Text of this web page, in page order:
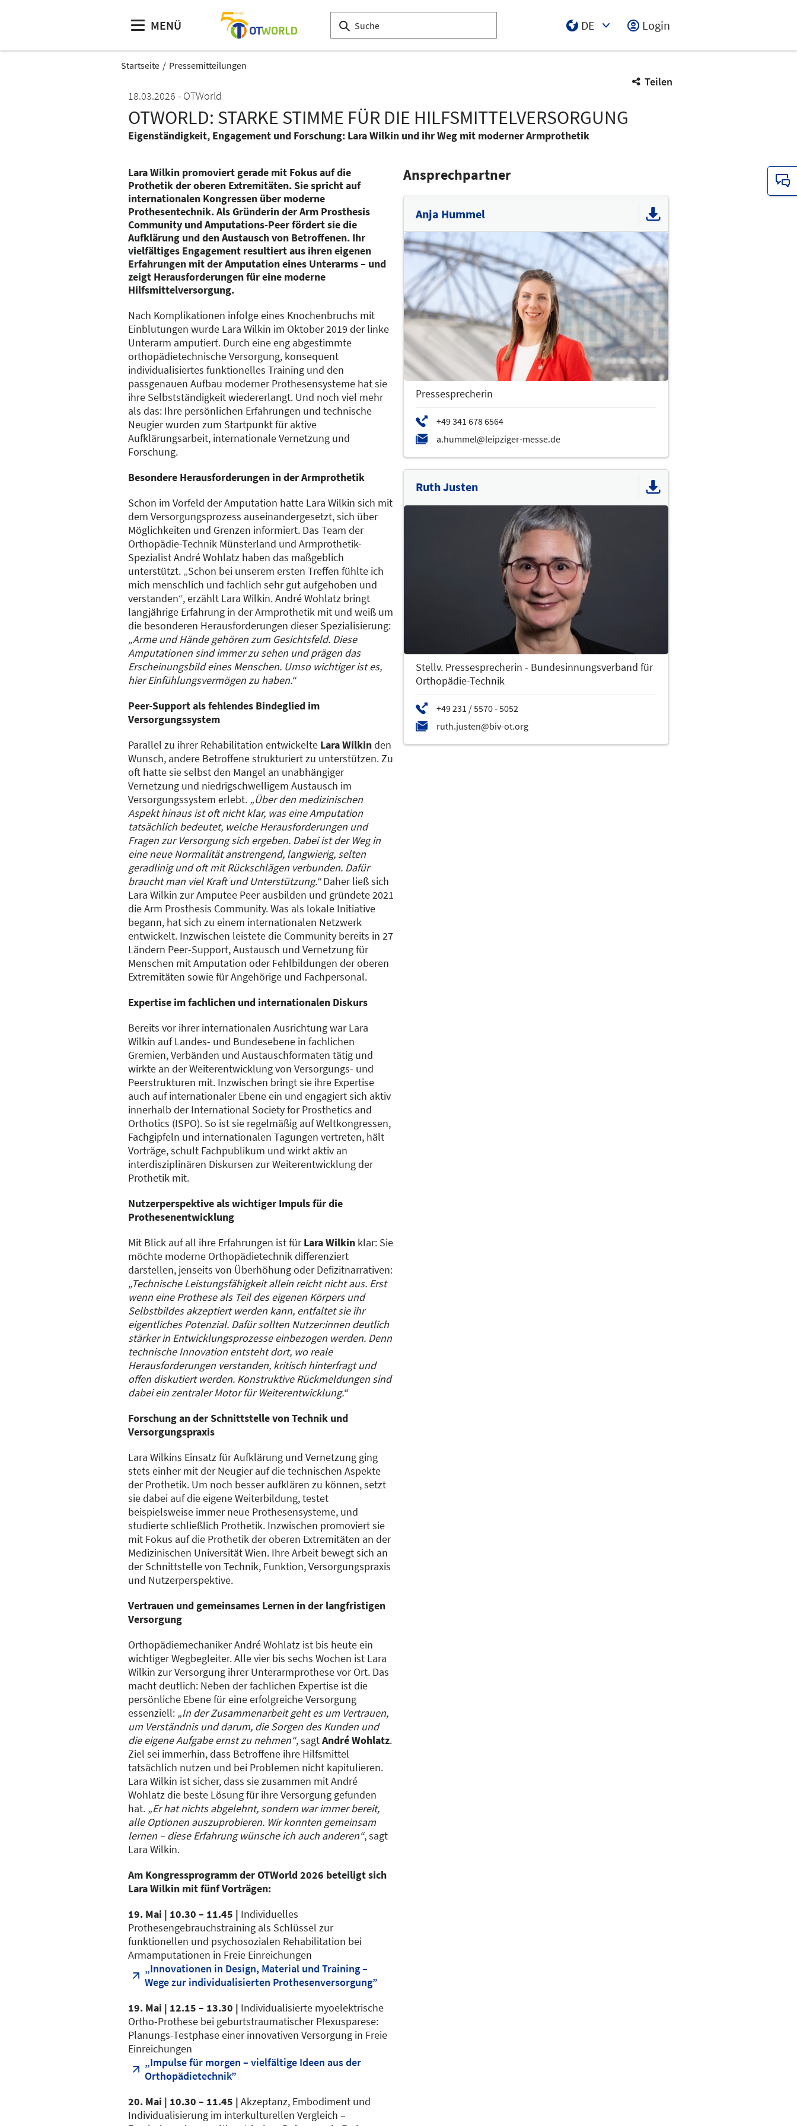
MENÜ
DE
Login
Startseite Pressemitteilungen
Teilen
18.03.2026
OTWorld
OTWORLD: STARKE STIMME FÜR DIE HILFSMITTELVERSORGUNG
Eigenständigkeit, Engagement und Forschung: Lara Wilkin und ihr Weg mit moderner Armprothetik
Lara Wilkin promoviert gerade mit Fokus auf die
Prothetik der oberen Extremitäten. Sie spricht auf
internationalen Kongressen über moderne
Prothesentechnik. Als Gründerin der Arm Prosthesis
Community und Amputations-Peer fördert sie die
Aufklärung und den Austausch von Betroffenen. Ihr
vielfältiges Engagement resultiert aus ihren eigenen
Erfahrungen mit der Amputation eines Unterarms – und
zeigt Herausforderungen für eine moderne
Hilfsmittelversorgung.
Nach Komplikationen infolge eines Knochenbruchs mit
Einblutungen wurde Lara Wilkin im Oktober 2019 der linke
Unterarm amputiert. Durch eine eng abgestimmte
orthopädietechnische Versorgung, konsequent
individualisiertes funktionelles Training und den
passgenauen Aufbau moderner Prothesensysteme hat sie
ihre Selbstständigkeit wiedererlangt. Und noch viel mehr
als das: Ihre persönlichen Erfahrungen und technische
Neugier wurden zum Startpunkt für aktive
Aufklärungsarbeit, internationale Vernetzung und
Forschung.
Besondere Herausforderungen in der Armprothetik
Schon im Vorfeld der Amputation hatte Lara Wilkin sich mit
dem Versorgungsprozess auseinandergesetzt, sich über
Möglichkeiten und Grenzen informiert. Das Team der
Orthopädie-Technik Münsterland und Armprothetik-
Spezialist André Wohlatz haben das maßgeblich
unterstützt. „Schon bei unserem ersten Treffen fühlte ich
mich menschlich und fachlich sehr gut aufgehoben und
verstanden“, erzählt Lara Wilkin. André Wohlatz bringt
langjährige Erfahrung in der Armprothetik mit und weiß um
die besonderen Herausforderungen dieser Spezialisierung:
„Arme und Hände gehören zum Gesichtsfeld. Diese
Amputationen sind immer zu sehen und prägen das
Erscheinungsbild eines Menschen. Umso wichtiger ist es,
hier Einfühlungsvermögen zu haben.“
Peer-Support als fehlendes Bindeglied im
Versorgungssystem
Parallel zu ihrer Rehabilitation entwickelte Lara Wilkinden
Wunsch, andere Betroffene strukturiert zu unterstützen. Zu
oft hatte sie selbst den Mangel an unabhängiger
Vernetzung und niedrigschwelligem Austausch im
Versorgungssystem erlebt. „Über den medizinischen
Aspekt hinaus ist oft nicht klar, was eine Amputation
tatsächlich bedeutet, welche Herausforderungen und
Fragen zur Versorgung sich ergeben. Dabei ist der Weg in
eine neue Normalität anstrengend, langwierig, selten
geradlinig und oft mit Rückschlägen verbunden. Dafür
braucht man viel Kraft und Unterstützung.“Daher ließ sich
Lara Wilkin zur Amputee Peer ausbilden und gründete 2021
die Arm Prosthesis Community. Was als lokale Initiative
begann, hat sich zu einem internationalen Netzwerk
entwickelt. Inzwischen leistete die Community bereits in 27
Ländern Peer-Support, Austausch und Vernetzung für
Menschen mit Amputation oder Fehlbildungen der oberen
Extremitäten sowie für Angehörige und Fachpersonal.
Expertise im fachlichen und internationalen Diskurs
Bereits vor ihrer internationalen Ausrichtung war Lara
Wilkin auf Landes- und Bundesebene in fachlichen
Gremien, Verbänden und Austauschformaten tätig und
wirkte an der Weiterentwicklung von Versorgungs- und
Peerstrukturen mit. Inzwischen bringt sie ihre Expertise
auch auf internationaler Ebene ein und engagiert sich aktiv
innerhalb der International Society for Prosthetics and
Orthotics (ISPO). So ist sie regelmäßig auf Weltkongressen,
Fachgipfeln und internationalen Tagungen vertreten, hält
Vorträge, schult Fachpublikum und wirkt aktiv an
interdisziplinären Diskursen zur Weiterentwicklung der
Prothetik mit.
Nutzerperspektive als wichtiger Impuls für die
Prothesenentwicklung
Mit Blick auf all ihre Erfahrungen ist fürLara Wilkin klar: Sie
möchte moderne Orthopädietechnik differenziert
darstellen, jenseits von Überhöhung oder Defizitnarrativen:
„Technische Leistungsfähigkeit allein reicht nicht aus. Erst
wenn eine Prothese als Teil des eigenen Körpers und
Selbstbildes akzeptiert werden kann, entfaltet sie ihr
eigentliches Potenzial. Dafür sollten Nutzer:innen deutlich
stärker in Entwicklungsprozesse einbezogen werden. Denn
technische Innovation entsteht dort, wo reale
Herausforderungen verstanden, kritisch hinterfragt und
offen diskutiert werden. Konstruktive Rückmeldungen sind
dabei ein zentraler Motor für Weiterentwicklung.“
Forschung an der Schnittstelle von Technik und
Versorgungspraxis
Lara Wilkins Einsatz für Aufklärung und Vernetzung ging
stets einher mit der Neugier auf die technischen Aspekte
der Prothetik. Um noch besser aufklären zu können, setzt
sie dabei auf die eigene Weiterbildung, testet
beispielsweise immer neue Prothesensysteme, und
studierte schließlich Prothetik. Inzwischen promoviert sie
mit Fokus auf die Prothetik der oberen Extremitäten an der
Medizinischen Universität Wien. Ihre Arbeit bewegt sich an
der Schnittstelle von Technik, Funktion, Versorgungspraxis
und Nutzerperspektive.
Vertrauen und gemeinsames Lernen in der langfristigen
Versorgung
Orthopädiemechaniker André Wohlatz ist bis heute ein
wichtiger Wegbegleiter. Alle vier bis sechs Wochen ist Lara
Wilkin zur Versorgung ihrer Unterarmprothese vor Ort. Das
macht deutlich: Neben der fachlichen Expertise ist die
persönliche Ebene für eine erfolgreiche Versorgung
essenziell: „In der Zusammenarbeit geht es um Vertrauen,
um Verständnis und darum, die Sorgen des Kunden und
die eigene Aufgabe ernst zu nehmen“, sagtAndré Wohlatz.
Ziel sei immerhin, dass Betroffene ihre Hilfsmittel
tatsächlich nutzen und bei Problemen nicht kapitulieren.
Lara Wilkin ist sicher, dass sie zusammen mit André
Wohlatz die beste Lösung für ihre Versorgung gefunden
hat. „Er hat nichts abgelehnt, sondern war immer bereit,
alle Optionen auszuprobieren. Wir konnten gemeinsam
lernen – diese Erfahrung wünsche ich auch anderen“, sagt
Lara Wilkin.
Am Kongressprogramm der OTWorld 2026 beteiligt sich
Lara Wilkin mit fünf Vorträgen:
19. Mai | 10.30 – 11.45 | Individuelles
Prothesengebrauchstraining als Schlüssel zur
funktionellen und psychosozialen Rehabilitation bei
Armamputationen in Freie Einreichungen
„Innovationen in Design, Material und Training –
Wege zur individualisierten Prothesenversorgung”
19. Mai | 12.15 – 13.30 | Individualisierte myoelektrische
Ortho-Prothese bei geburtstraumatischer Plexusparese:
Planungs-Testphase einer innovativen Versorgung in Freie
Einreichungen
„Impulse für morgen – vielfältige Ideen aus der
Orthopädietechnik”
20. Mai | 10.30 – 11.45 | Akzeptanz, Embodiment und
Individualisierung im interkulturellen Vergleich –
Ansprechpartner
Anja Hummel
Pressesprecherin
Ruth Justen
Stellv. Pressesprecherin - Bundesinnungsverband für
Orthopädie-Technik